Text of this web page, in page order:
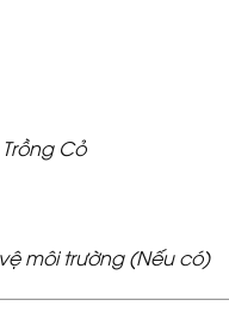
Cỏ
môi trường (Nếu có)